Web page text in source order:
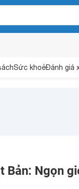
Sức khoẻĐánh giá
Bản: Ngọn